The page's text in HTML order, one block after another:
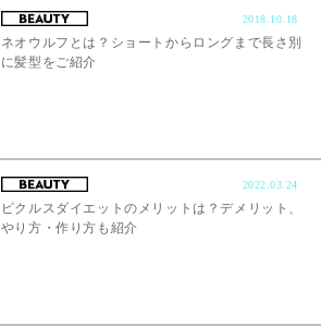
2018.10.18
ネオウルフとは？ショートからロングまで長さ別
に髪型をご紹介
2022.03.24
ピクルスダイエットのメリットは？デメリット、
やり方・作り方も紹介